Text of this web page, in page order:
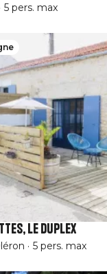
5 pers. max
le Duplex
5 pers. max